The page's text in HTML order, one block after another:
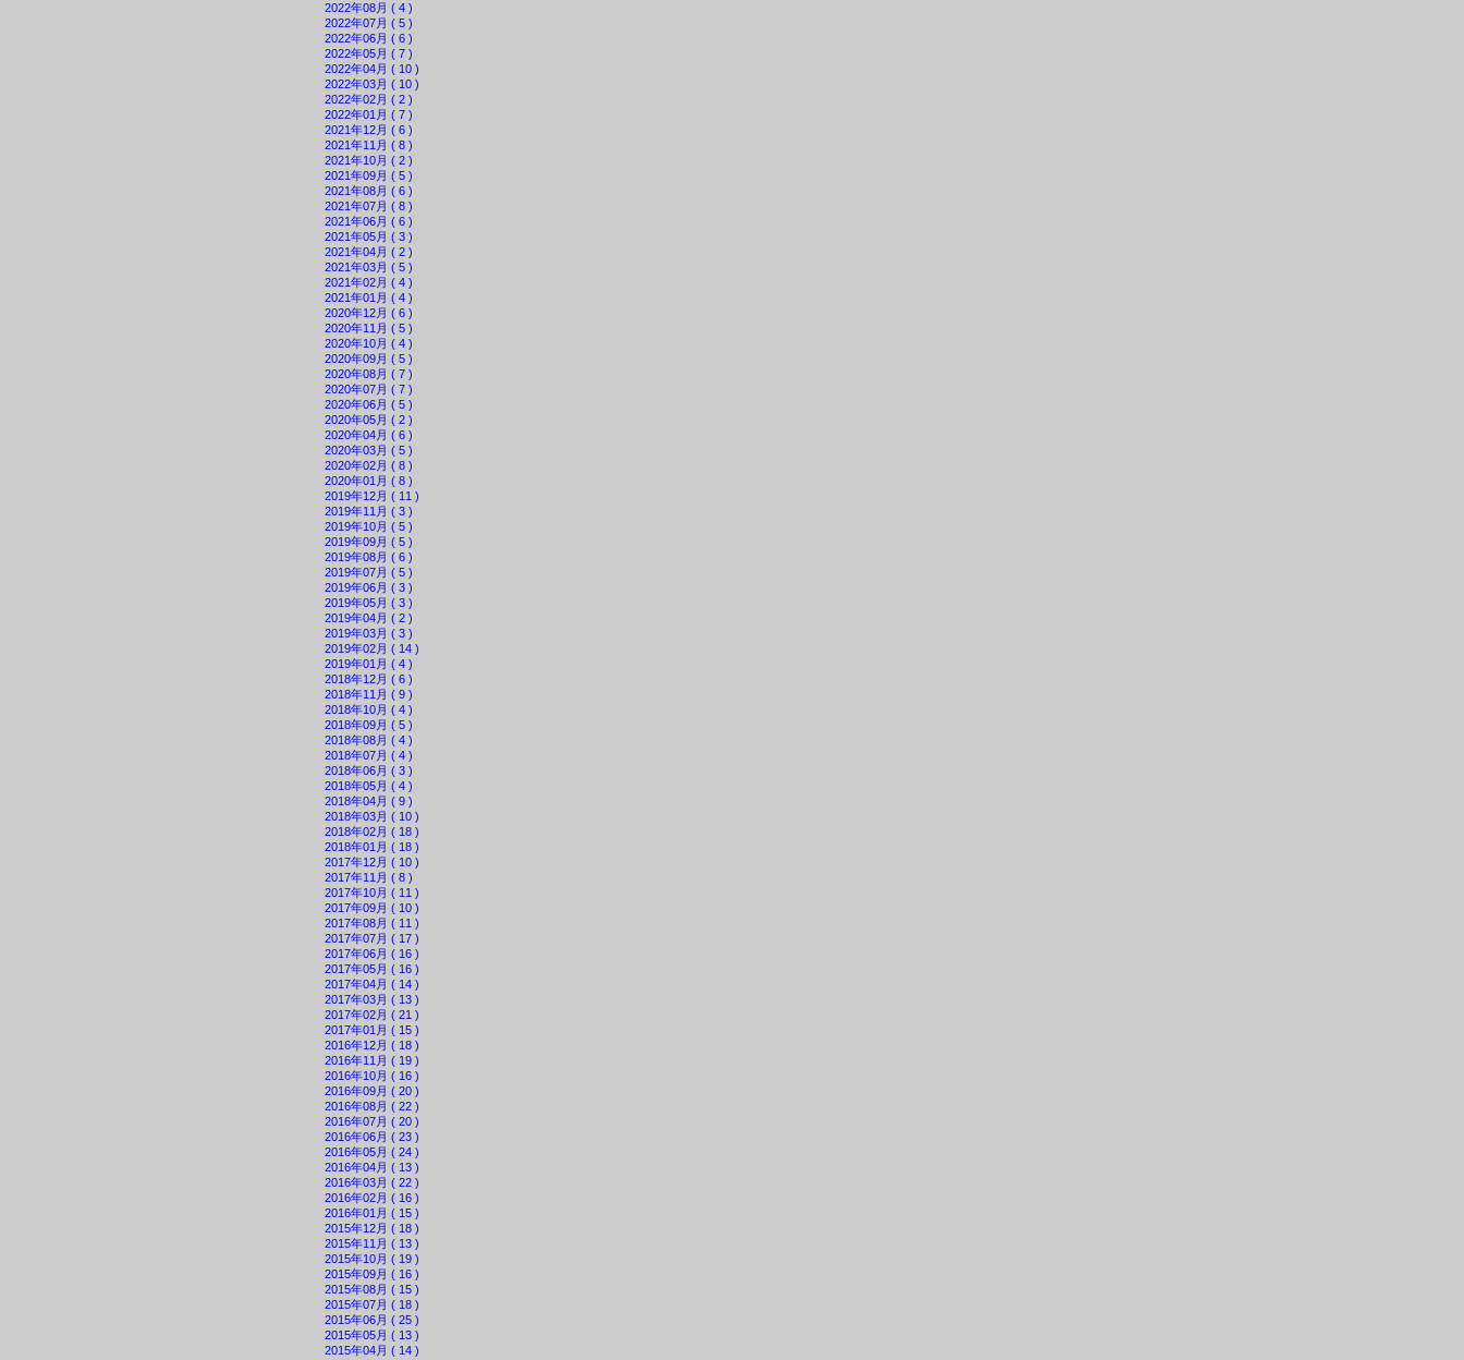
2022年08月 ( 4 )
2022年07月 ( 5 )
2022年06月 ( 6 )
2022年05月 ( 7 )
2022年04月 ( 10 )
2022年03月 ( 10 )
2022年02月 ( 2 )
2022年01月 ( 7 )
2021年12月 ( 6 )
2021年11月 ( 8 )
2021年10月 ( 2 )
2021年09月 ( 5 )
2021年08月 ( 6 )
2021年07月 ( 8 )
2021年06月 ( 6 )
2021年05月 ( 3 )
2021年04月 ( 2 )
2021年03月 ( 5 )
2021年02月 ( 4 )
2021年01月 ( 4 )
2020年12月 ( 6 )
2020年11月 ( 5 )
2020年10月 ( 4 )
2020年09月 ( 5 )
2020年08月 ( 7 )
2020年07月 ( 7 )
2020年06月 ( 5 )
2020年05月 ( 2 )
2020年04月 ( 6 )
2020年03月 ( 5 )
2020年02月 ( 8 )
2020年01月 ( 8 )
2019年12月 ( 11 )
2019年11月 ( 3 )
2019年10月 ( 5 )
2019年09月 ( 5 )
2019年08月 ( 6 )
2019年07月 ( 5 )
2019年06月 ( 3 )
2019年05月 ( 3 )
2019年04月 ( 2 )
2019年03月 ( 3 )
2019年02月 ( 14 )
2019年01月 ( 4 )
2018年12月 ( 6 )
2018年11月 ( 9 )
2018年10月 ( 4 )
2018年09月 ( 5 )
2018年08月 ( 4 )
2018年07月 ( 4 )
2018年06月 ( 3 )
2018年05月 ( 4 )
2018年04月 ( 9 )
2018年03月 ( 10 )
2018年02月 ( 18 )
2018年01月 ( 18 )
2017年12月 ( 10 )
2017年11月 ( 8 )
2017年10月 ( 11 )
2017年09月 ( 10 )
2017年08月 ( 11 )
2017年07月 ( 17 )
2017年06月 ( 16 )
2017年05月 ( 16 )
2017年04月 ( 14 )
2017年03月 ( 13 )
2017年02月 ( 21 )
2017年01月 ( 15 )
2016年12月 ( 18 )
2016年11月 ( 19 )
2016年10月 ( 16 )
2016年09月 ( 20 )
2016年08月 ( 22 )
2016年07月 ( 20 )
2016年06月 ( 23 )
2016年05月 ( 24 )
2016年04月 ( 13 )
2016年03月 ( 22 )
2016年02月 ( 16 )
2016年01月 ( 15 )
2015年12月 ( 18 )
2015年11月 ( 13 )
2015年10月 ( 19 )
2015年09月 ( 16 )
2015年08月 ( 15 )
2015年07月 ( 18 )
2015年06月 ( 25 )
2015年05月 ( 13 )
2015年04月 ( 14 )